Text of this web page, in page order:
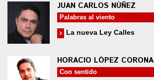
JUAN CARLOS NÚÑEZ
Palabras al viento
La nueva Ley Calles
HORACIO LÓPEZ CORONA
Con sentido